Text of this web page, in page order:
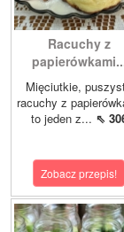
Racuchy z
Mięciutkie,
racuchy z
to jeden z... ⇖
Zobacz przepis!